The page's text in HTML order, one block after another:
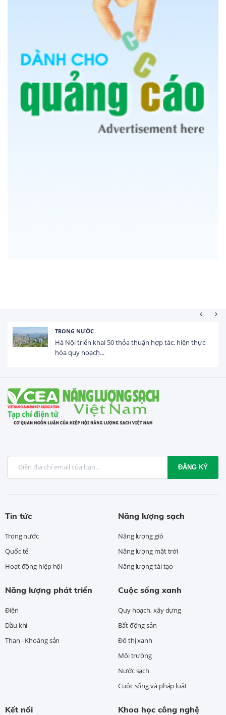
HOẠT ĐỘNG ĐẦU TƯ
Tổng vốn FDI đăng ký vào Việt Nam đạt gần 25 tỷ
USD trong 5 tháng...
ĐĂNG KÝ
Tin tức
Trong nước
Quốc tế
Hoạt động hiệp hội
Năng lượng sạch
Năng lượng gió
Năng lượng mặt trời
Năng lượng tái tạo
Năng lượng phát triển
Điện
Dầu khí
Than - Khoáng sản
Cuộc sống xanh
Quy hoạch, xây dựng
Bất động sản
Đô thị xanh
Môi trường
Nước sạch
Cuộc sống và pháp luật
Kết nối Khoa học công nghệ